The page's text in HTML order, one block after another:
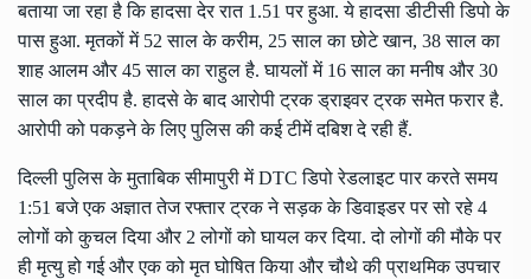
बताया जा रहा है कि हादसा देर रात 1.51 पर हुआ. ये हादसा डीटीसी डिपो के
पास हुआ. मृतकों में 52 साल के करीम, 25 साल का छोटे खान, 38 साल का
शाह आलम और 45 साल का राहुल है. घायलों में 16 साल का मनीष और 30
साल का प्रदीप है. हादसे के बाद आरोपी ट्रक ड्राइवर ट्रक समेत फरार है.
आरोपी को पकड़ने के लिए पुलिस की कई टीमें दबिश दे रही हैं.
दिल्ली पुलिस के मुताबिक सीमापुरी में DTC डिपो रेडलाइट पार करते समय
1:51 बजे एक अज्ञात तेज रफ्तार ट्रक ने सड़क के डिवाइडर पर सो रहे 4
लोगों को कुचल दिया और 2 लोगों को घायल कर दिया. दो लोगों की मौके पर
ही मृत्यु हो गई और एक को मृत घोषित किया और चौथे की प्राथमिक उपचार